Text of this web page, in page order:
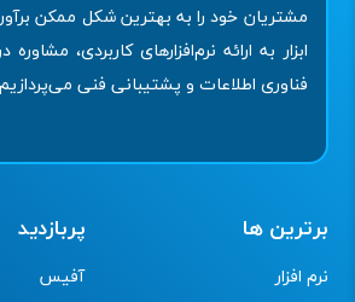
مشتریان خود را به بهترین شکل ممکن
ابزار به ارائه نرم‌افزارهای کاربردی،
فناوری اطلاعات و پشتیبانی فنی
برترین ها
نرم افزار
پربازدید
آفیس